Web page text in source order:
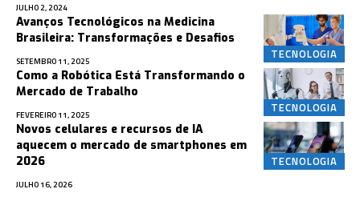
JULHO 2, 2024
TECNOLOGIA
Avanços Tecnológicos na Medicina
Brasileira: Transformações e Desafios
SETEMBRO 11, 2025
TECNOLOGIA
Como a Robótica Está Transformando o
Mercado de Trabalho
FEVEREIRO 11, 2025
TECNOLOGIA
Novos celulares e recursos de IA
aquecem o mercado de smartphones em
2026
JULHO 16, 2026